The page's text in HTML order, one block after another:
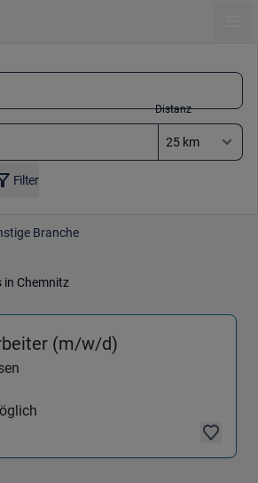
Distanz
Filter
Branche
in Chemnitz
(m/w/d)